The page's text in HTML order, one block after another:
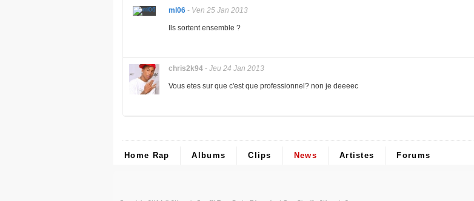
ml06 - Ven 25 Jan 2013
Ils sortent ensemble ?
chris2k94 - Jeu 24 Jan 2013
Vous etes sur que c'est que professionnel? non je deeeec
Home Rap Albums Clips News Artistes Forums